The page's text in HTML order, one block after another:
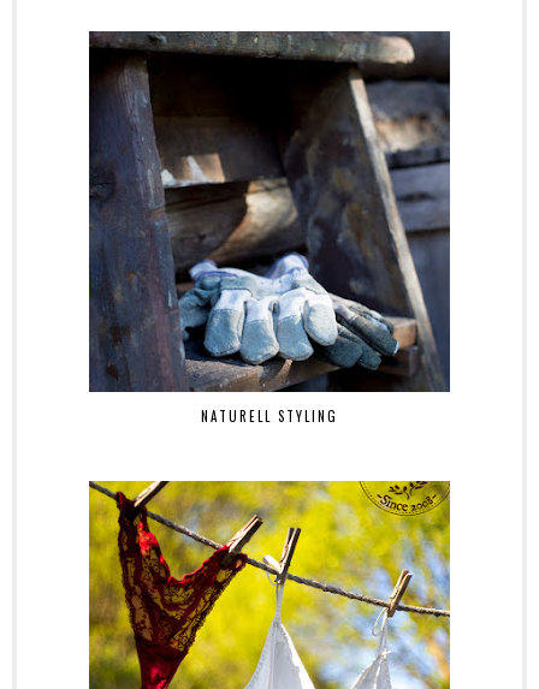
NATURELL STYLING